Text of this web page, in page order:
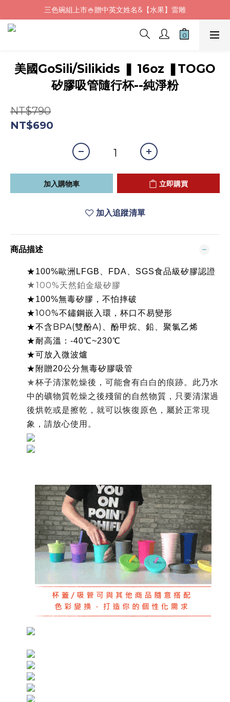
Fluf午餐袋✨新品上市92折+贈繡字
三色碗組上市🍚贈中英文姓名&【水果】雷雕
🦉韓國小眾包包品牌5折
美國GoSili/Silikids ❚ 16oz ❚TOGO
矽膠吸管隨行杯--純淨粉
NT$790
NT$690
加入購物車 立即購買
加入追蹤清單
商品描述
★100%歐洲LFGB、FDA、SGS食品級矽膠認證
★100%天然鉑金級矽膠
★100%無毒矽膠 ， 不怕摔破
★100%不鏽鋼嵌入環，杯口不易變形
★不含BPA(雙酚A)
、酚甲烷、鉛、聚氯乙烯
★耐高溫：-40℃~230℃
★可放入微波爐
★附贈20公分無毒矽膠吸管
★杯子清潔乾燥後，可能會有白白的痕跡。 此乃水
中的礦物質乾燥之後殘留的自然物質，
只要清潔過
後烘乾或是擦乾，就可以恢復原色，屬於正常現
象，請放心使用。